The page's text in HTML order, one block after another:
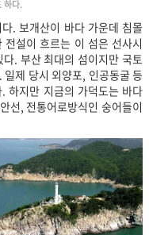
하다.
. 보개산이 바다 가운데 침몰
설이 흐르는 이 섬은 선사시
. 부산 최대의 섬이지만 국토
제 당시 외양포, 인공동굴 등
하지만 지금의 가덕도는 바다
선, 전통어로방식인 숭어들이